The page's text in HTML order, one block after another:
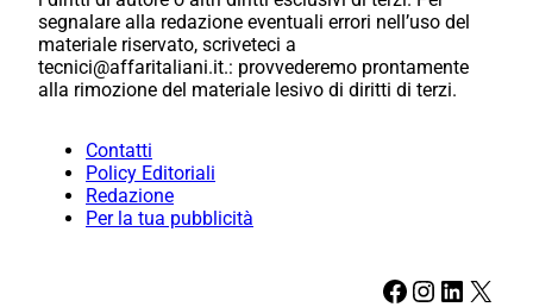
segnalare alla redazione eventuali errori nell’uso del
materiale riservato, scriveteci a
tecnici@affaritaliani.it.: provvederemo prontamente
alla rimozione del materiale lesivo di diritti di terzi.
Contatti
Policy Editoriali
Redazione
Per la tua pubblicità
Facebook Instagram LinkedIn X